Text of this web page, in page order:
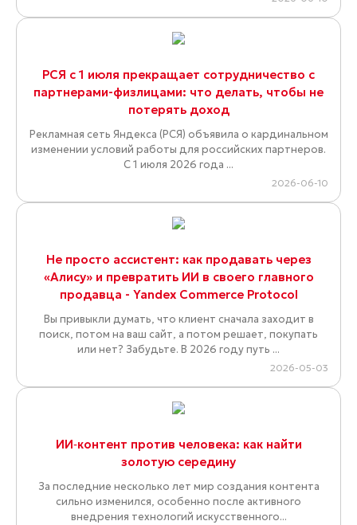
РСЯ с 1 июля прекращает сотрудничество с
партнерами-физлицами: что делать, чтобы не
потерять доход
Рекламная сеть Яндекса (РСЯ) объявила о кардинальном
изменении условий работы для российских партнеров.
С 1 июля 2026 года ...
2026-06-10
Не просто ассистент: как продавать через
«Алису» и превратить ИИ в своего главного
продавца - Yandex Commerce Protocol
Вы привыкли думать, что клиент сначала заходит в
поиск, потом на ваш сайт, а потом решает, покупать
или нет? Забудьте. В 2026 году путь ...
2026-05-03
ИИ‑контент против человека: как найти
золотую середину
За последние несколько лет мир создания контента
сильно изменился, особенно после активного
внедрения технологий искусственного...